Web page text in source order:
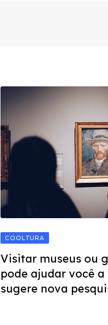
COOLTURA
Visitar museus ou
pode ajudar você
sugere nova